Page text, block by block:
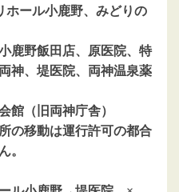
ホール小鹿野、みどりの
店、原医院、特
神、堤医院、両神温泉薬
両神庁舎）
移動は運行許可の都合
。